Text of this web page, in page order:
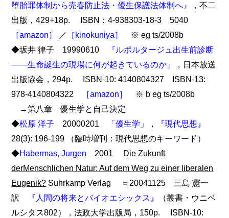
堕胎罪体制から売春防止法・優生保護法体制へ』
，不二
出版，429+18p. ISBN：4-938303-18-3 5040
［amazon］
／ ［kinokuniya］
※ eg ts/2008b
◆坂井 律子 19990610
『ルポルタージュ出生前診断
――生命誕生の現場に何が起きているのか』
，日本放送
出版協会，294p. ISBN-10: 4140804327 ISBN-13:
978-4140804322
［amazon］
※ b eg ts/2008b
→第八章 優生学と自己決定
◆松原 洋子 20000201 「優生学」 ，
『現代思想』
28(3): 196-199 （臨時増刊：現代思想のキーワード）
◆Habermas, Jurgen 2001 Die Zukunft
derMenschlichen Natur: Auf dem Weg zu einer liberalen
Eugenik? Suhrkamp Verlag ＝20041125 三島 憲一
訳
『人間の将来とバイオエシックス』
（叢書・ウニベ
ルシタス802），法政大学出版局，150p. ISBN-10: